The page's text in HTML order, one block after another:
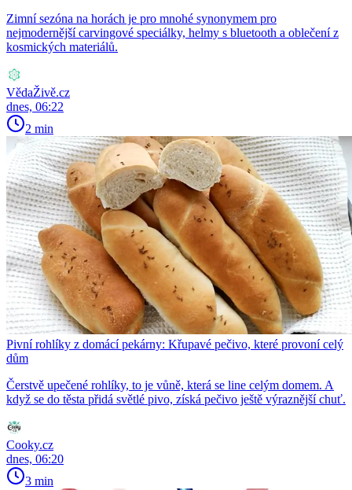
Zimní sezóna na horách je pro mnohé synonymem pro
nejmodernější carvingové speciálky, helmy s bluetooth a oblečení z
kosmických materiálů.
VědaŽivě.cz
dnes, 06:22
2 min
Pivní rohlíky z domácí pekárny: Křupavé pečivo, které provoní celý
dům
Čerstvě upečené rohlíky, to je vůně, která se line celým domem. A
když se do těsta přidá světlé pivo, získá pečivo ještě výraznější chuť.
Cooky.cz
dnes, 06:20
3 min